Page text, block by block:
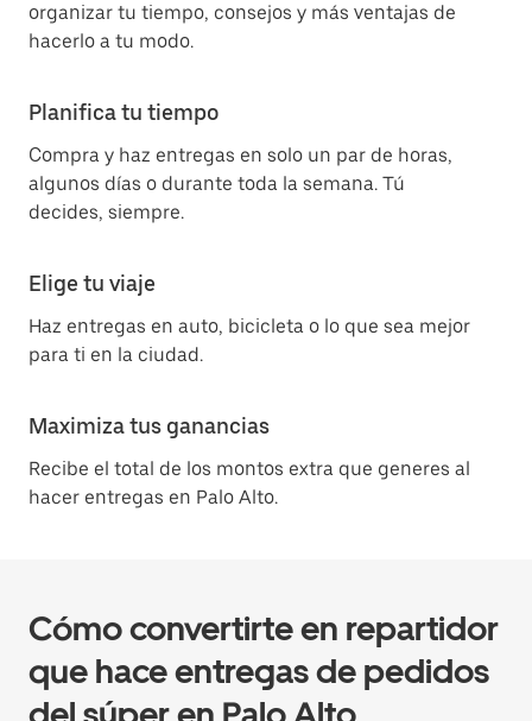
organizar tu tiempo, consejos y más ventajas de
hacerlo a tu modo.
Planifica tu tiempo
Compra y haz entregas en solo un par de horas,
algunos días o durante toda la semana. Tú
decides, siempre.
Elige tu viaje
Haz entregas en auto, bicicleta o lo que sea mejor
para ti en la ciudad.
Maximiza tus ganancias
Recibe el total de los montos extra que generes al
hacer entregas en Palo Alto.
Cómo convertirte en repartidor
que hace entregas de pedidos